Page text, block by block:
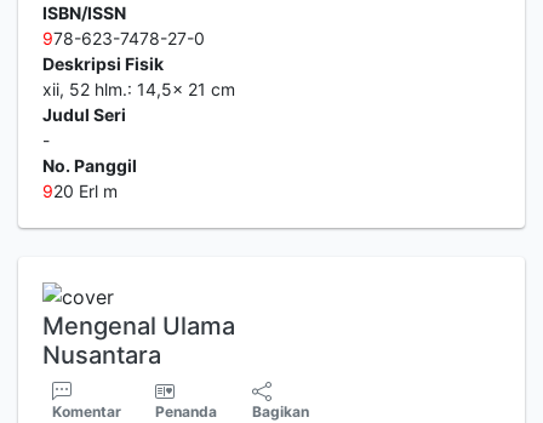
ISBN/ISSN
978-623-7478-27-0
Deskripsi Fisik
xii, 52 hlm.: 14,5x 21 cm
Judul Seri
-
No. Panggil
920 Erl m
Mengenal Ulama
Nusantara
Komentar Penanda Bagikan